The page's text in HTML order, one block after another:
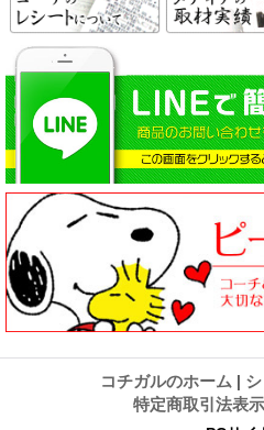
コチガルのホーム |
特定商取引法表示